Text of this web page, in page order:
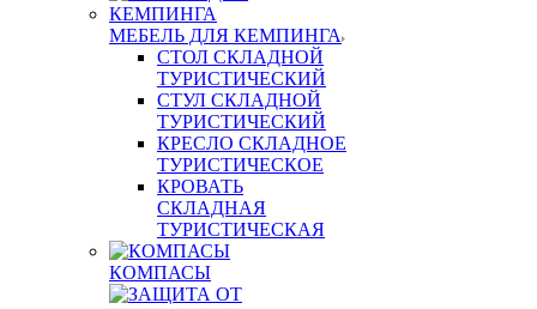
МЕБЕЛЬ ДЛЯ КЕМПИНГА
СТОЛ СКЛАДНОЙ
ТУРИСТИЧЕСКИЙ
СТУЛ СКЛАДНОЙ
ТУРИСТИЧЕСКИЙ
КРЕСЛО СКЛАДНОЕ
ТУРИСТИЧЕСКОЕ
КРОВАТЬ
СКЛАДНАЯ
ТУРИСТИЧЕСКАЯ
КОМПАСЫ